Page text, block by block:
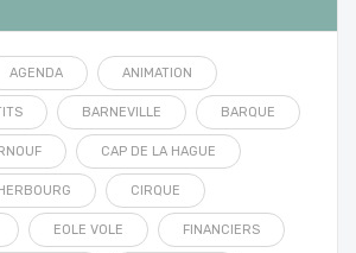
AGENDA ANIMATION
BARNEVILLE BARQUE
CAP DE LA HAGUE
CIRQUE
EOLE VOLE FINANCIERS